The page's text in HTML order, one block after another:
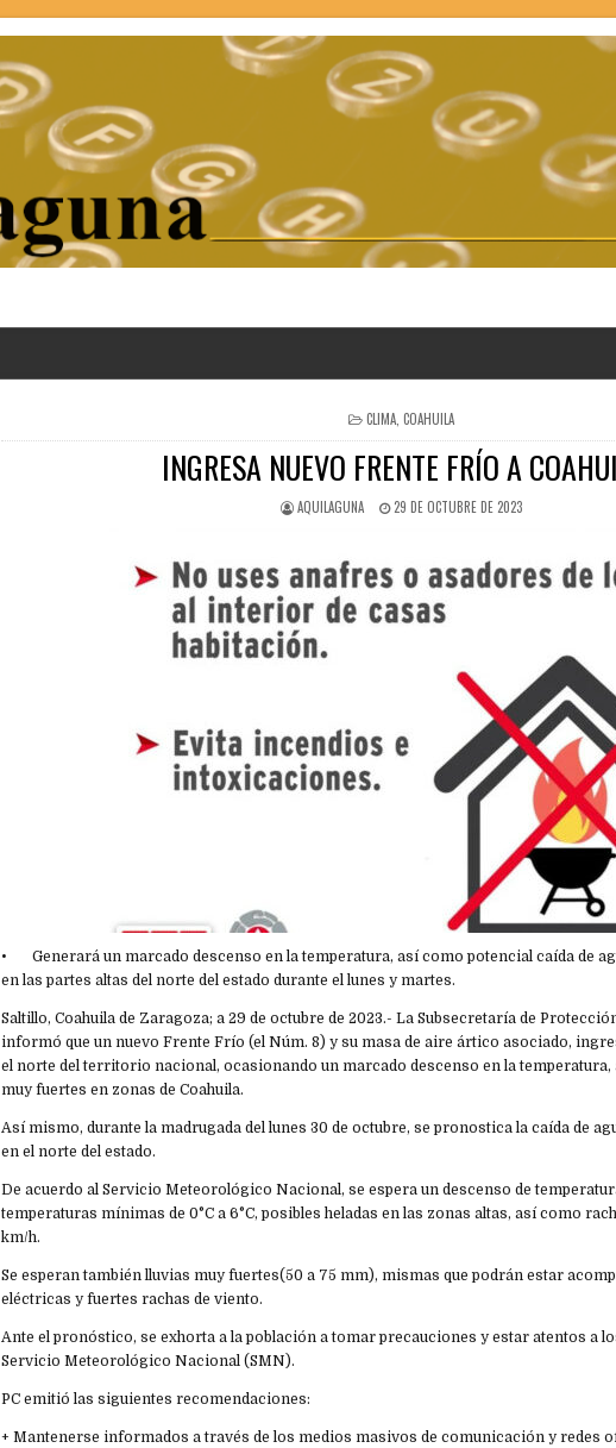
POSTED
IN
CLIMA, COAHUILA
INGRESA NUEVO FRENTE FRÍO A
AQUILAGUNA 29 DE OCTUBRE DE 2023
• Generará un marcado descenso en la temperatura, así como potencial caída de
en las partes altas del norte del estado durante el lunes y martes.
Saltillo, Coahuila de Zaragoza; a 29 de octubre de 2023.- La Subsecretaría de
informó que un nuevo Frente Frío (el Núm. 8) y su masa de aire ártico asociado,
el norte del territorio nacional, ocasionando un marcado descenso en la
muy fuertes en zonas de Coahuila.
Así mismo, durante la madrugada del lunes 30 de octubre, se pronostica la caída de
en el norte del estado.
De acuerdo al Servicio Meteorológico Nacional, se espera un descenso de
temperaturas mínimas de 0°C a 6°C, posibles heladas en las zonas altas, así como
km/h.
Se esperan también lluvias muy fuertes(50 a 75 mm), mismas que podrán estar
eléctricas y fuertes rachas de viento.
Ante el pronóstico, se exhorta a la población a tomar precauciones y estar atentos a
Servicio Meteorológico Nacional (SMN).
PC emitió las siguientes recomendaciones:
+ Mantenerse informados a través de los medios masivos de comunicación y redes